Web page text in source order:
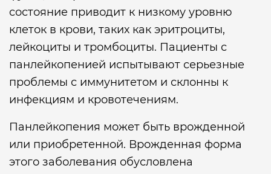
состояние приводит к низкому уровню
клеток в крови, таких как эритроциты,
лейкоциты и тромбоциты. Пациенты с
панлейкопенией испытывают серьезные
проблемы с иммунитетом и склонны к
инфекциям и кровотечениям.
Панлейкопения может быть врожденной
или приобретенной. Врожденная форма
этого заболевания обусловлена